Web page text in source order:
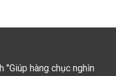
"Giúp hàng chục nghìn